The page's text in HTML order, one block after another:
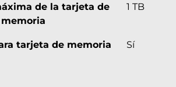
de la tarjeta de
memoria
1 TB
tarjeta de memoria Sí